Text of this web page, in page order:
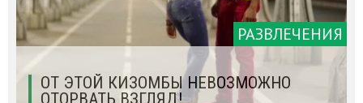
РАЗВЛЕЧЕНИЯ
ОТ ЭТОЙ КИЗОМБЫ НЕВОЗМОЖНО
ОТОРВАТЬ ВЗГЛЯД!